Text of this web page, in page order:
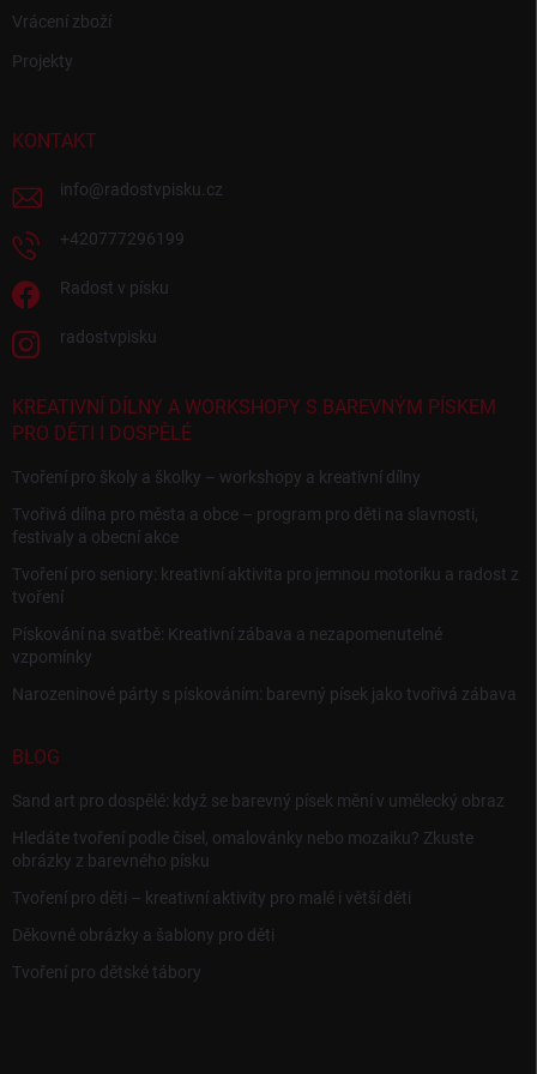
Vrácení zboží
Projekty
KONTAKT
info@radostvpisku.cz
+420777296199
Radost v písku
radostvpisku
KREATIVNÍ DÍLNY A WORKSHOPY S BAREVNÝM PÍSKEM
PRO DĚTI I DOSPĚLÉ
Tvoření pro školy a školky – workshopy a kreativní dílny
Tvořivá dílna pro města a obce – program pro děti na slavnosti,
festivaly a obecní akce
Tvoření pro seniory: kreativní aktivita pro jemnou motoriku a radost z
tvoření
Pískování na svatbě: Kreativní zábava a nezapomenutelné
vzpomínky
Narozeninové párty s pískováním: barevný písek jako tvořivá zábava
BLOG
Sand art pro dospělé: když se barevný písek mění v umělecký obraz
Hledáte tvoření podle čísel, omalovánky nebo mozaiku? Zkuste
obrázky z barevného písku
Tvoření pro děti – kreativní aktivity pro malé i větší děti
Děkovné obrázky a šablony pro děti
Tvoření pro dětské tábory